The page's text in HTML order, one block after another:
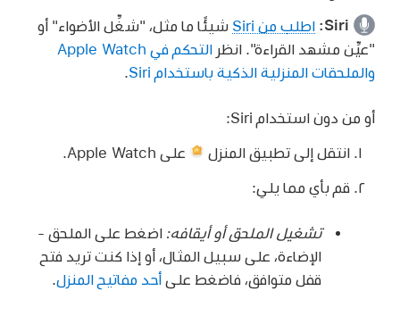
Siri: اطلب من Siri شيئًا ما مثل، "شغِّل الأضواء" أو
"عيِّن مشهد القراءة" . انظر
التحكم في Apple Watch
والملحقات المنزلية الذكية باستخدام Siri
أو من دون استخدام Siri:
انتقل إلى تطبيق المنزل على Apple Watch.
قم بأي مما يلي:
تشغيل الملحق أو أيقافه:اضغط على الملحق -
الإضاءة، على سبيل المثال، أو إذا كنت تريد فتح
قفل متوافق، فاضغط علىأحد مفاتيح المنزل